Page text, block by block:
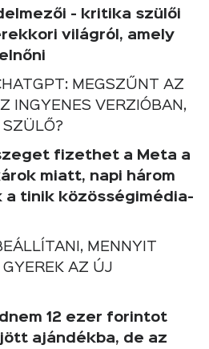
- kritika szülői
világról, amely
MEGSZŰNT AZ
INGYENES VERZIÓBAN,
SZÜLŐ?
fizethet a Meta a
miatt, napi három
a tinik közösségimédia-
MENNYIT
GYEREK AZ ÚJ
12 ezer forintot
ajándékba, de az